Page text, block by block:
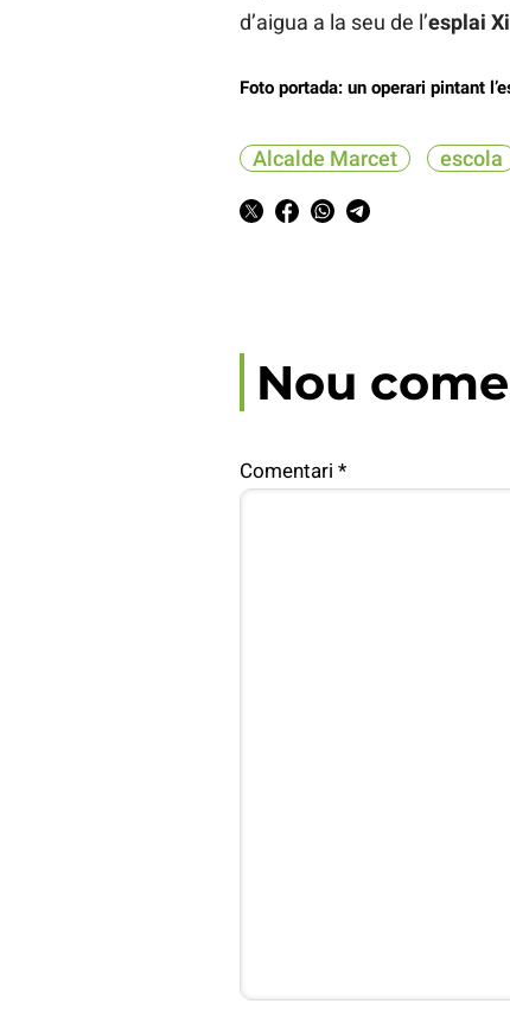
d’aigua a la seu de l’esplai
Foto portada: un operari pintant
Alcalde Marcet escola
Nou
Comentari *